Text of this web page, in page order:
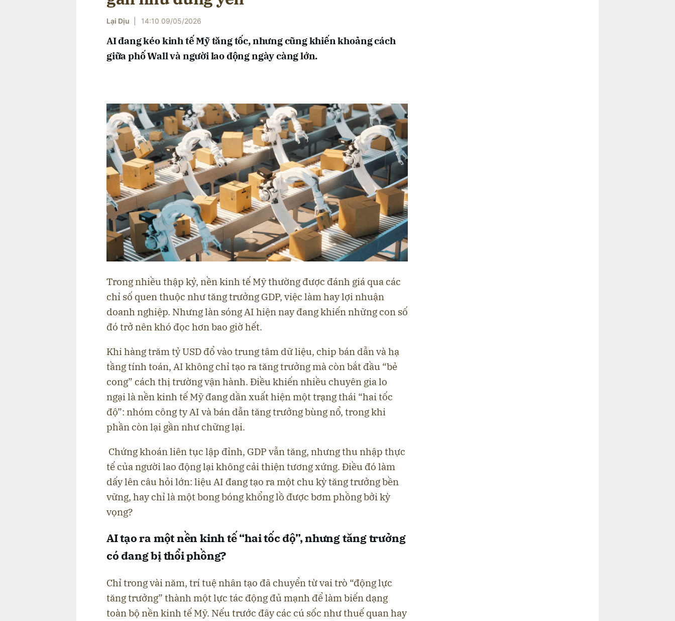
Lại Dịu 14:10 09/05/2026
AI đang kéo kinh tế Mỹ tăng tốc, nhưng cũng khiến khoảng cách
giữa phố Wall và người lao động ngày càng lớn.
Trong nhiều thập kỷ, nền kinh tế Mỹ thường được đánh giá qua các
chỉ số quen thuộc như tăng trưởng GDP, việc làm hay lợi nhuận
doanh nghiệp. Nhưng làn sóng AI hiện nay đang khiến những con số
đó trở nên khó đọc hơn bao giờ hết.
Khi hàng trăm tỷ USD đổ vào trung tâm dữ liệu, chip bán dẫn và hạ
tầng tính toán, AI không chỉ tạo ra tăng trưởng mà còn bắt đầu “bẻ
cong” cách thị trường vận hành. Điều khiến nhiều chuyên gia lo
ngại là nền kinh tế Mỹ đang dần xuất hiện một trạng thái “hai tốc
độ”: nhóm công ty AI và bán dẫn tăng trưởng bùng nổ, trong khi
phần còn lại gần như chững lại.
Chứng khoán liên tục lập đỉnh, GDP vẫn tăng, nhưng thu nhập thực
tế của người lao động lại không cải thiện tương xứng. Điều đó làm
dấy lên câu hỏi lớn: liệu AI đang tạo ra một chu kỳ tăng trưởng bền
vững, hay chỉ là một bong bóng khổng lồ được bơm phồng bởi kỳ
vọng?
AI tạo ra một nền kinh tế “hai tốc độ”, nhưng tăng trưởng
có đang bị thổi phồng?
Chỉ trong vài năm, trí tuệ nhân tạo đã chuyển từ vai trò “động lực
tăng trưởng” thành một lực tác động đủ mạnh để làm biến dạng
toàn bộ nền kinh tế Mỹ. Nếu trước đây các cú sốc như thuế quan hay